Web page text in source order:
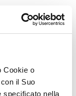
Cookie o
il Suo
specificato nella
acquisisce AD
Top Car S.r.l.
il controllo di